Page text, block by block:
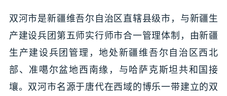
双河市是新疆维吾尔自治区直辖县级市，与新疆生
产建设兵团第五师实行师市合一管理体制，由新疆
生产建设兵团管理，地处新疆维吾尔自治区西北
部、准噶尔盆地西南缘，与哈萨克斯坦共和国接
壤。双河市名源于唐代在西域的博乐一带建立的双